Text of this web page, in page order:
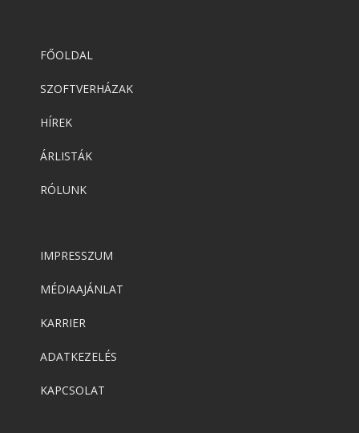
FŐOLDAL
SZOFTVERHÁZAK
HÍREK
ÁRLISTÁK
RÓLUNK
IMPRESSZUM
MÉDIAAJÁNLAT
KARRIER
ADATKEZELÉS
KAPCSOLAT